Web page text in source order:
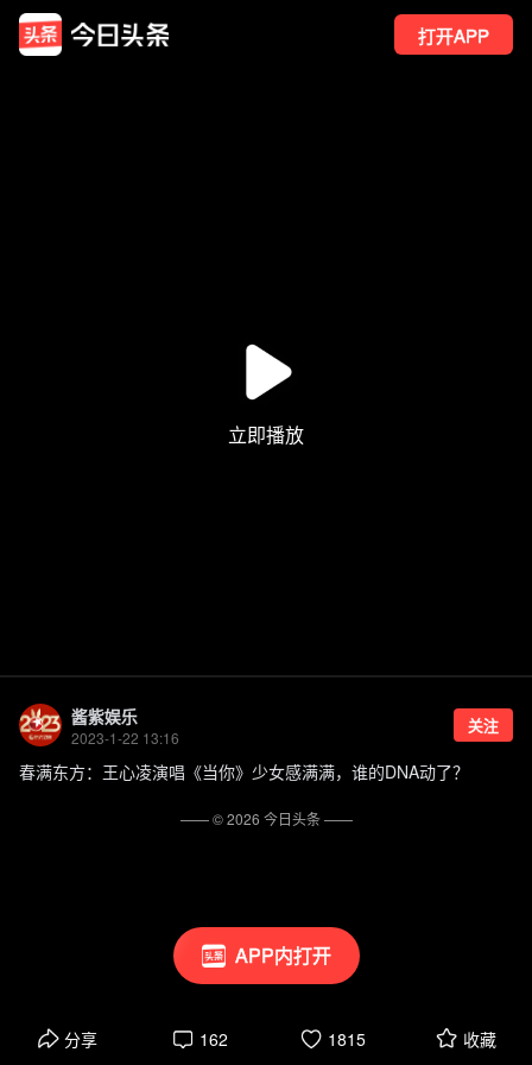
打开APP
APP内打开
酱紫娱乐
2023-1-22 13:16
关注
春满东方：王心凌演唱《当你》少女感满满，谁的DNA动了？
分享 162 1815 收藏
—— ©2026 今日头条——